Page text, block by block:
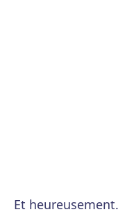
Et heureusement.